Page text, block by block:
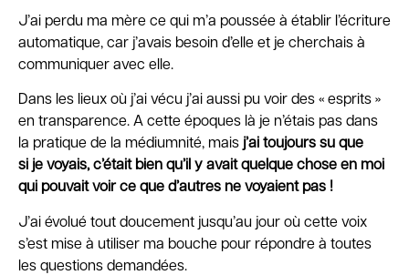
J’ai perdu ma mère ce qui m’a poussée à établir l’écriture
automatique, car j’avais besoin d’elle et je cherchais à
communiquer avec elle.
Dans les lieux où j’ai vécu j’ai aussi pu voir des « esprits »
en transparence. A cette époques là je n’étais pas dans
la pratique de la médiumnité, mais j’ai toujours su que
si je voyais, c’était bien qu’il y avait quelque chose en moi
qui pouvait voir ce que d’autres ne voyaient pas !
J’ai évolué tout doucement jusqu’au jour où cette voix
s’est mise à utiliser ma bouche pour répondre à toutes
les questions demandées.